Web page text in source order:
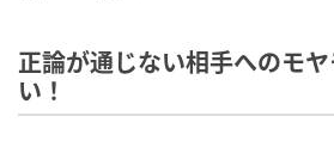
正論が通じない相手へのモ
い！